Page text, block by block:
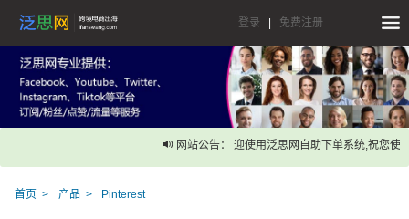
登录 免费注册
网站公告： 迎使用泛思网自助下单系统,祝您使用
首页 产品 Pinterest